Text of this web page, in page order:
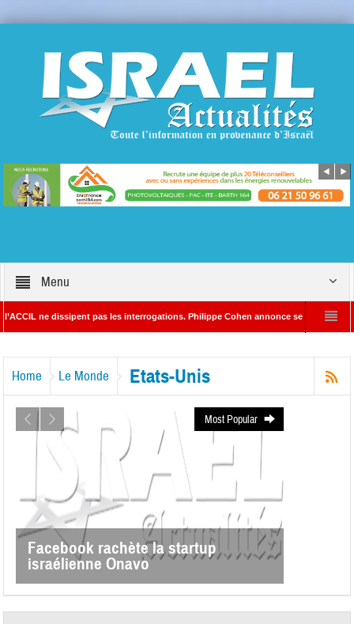
Menu
dissipent pas les interrogations. Philippe Cohen annonce se réserver le droit de
Home Le Monde Etats-Unis
Most Popular
Facebook rachète la startup
israélienne Onavo